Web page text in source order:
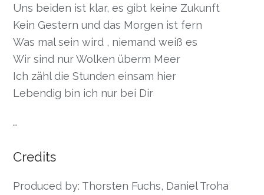
Uns beiden ist klar, es gibt keine Zukunft
Kein Gestern und das Morgen ist fern
Was mal sein wird , niemand weiß es
Wir sind nur Wolken überm Meer
Ich zähl die Stunden einsam hier
Lebendig bin ich nur bei Dir
…
Credits
Produced by: Thorsten Fuchs, Daniel Troha